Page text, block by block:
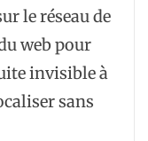
le réseau de
web pour
invisible à
sans